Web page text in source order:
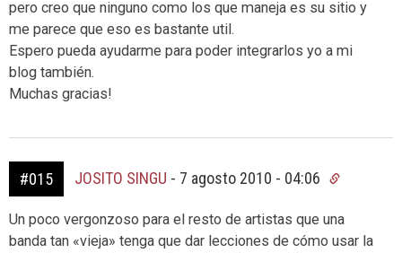
pero creo que ninguno como los que maneja es su sitio y
me parece que eso es bastante util.
Espero pueda ayudarme para poder integrarlos yo a mi
blog también.
Muchas gracias!
#015 JOSITO SINGU - 7 agosto 2010 - 04:06
Un poco vergonzoso para el resto de artistas que una
banda tan «vieja» tenga que dar lecciones de cómo usar la